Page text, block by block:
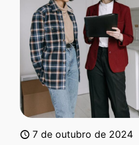
7 de outubro de 2024